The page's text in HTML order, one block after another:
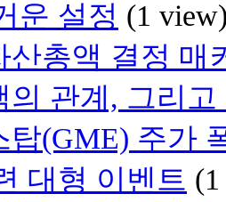
운 설정 (1
산총액 결정 매
의 관계, 그리
탑(GME) 주가
대형 이벤트